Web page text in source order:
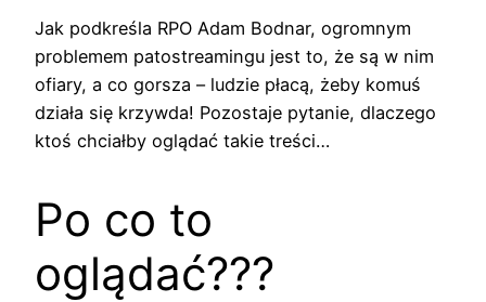
Jak podkreśla RPO Adam Bodnar, ogromnym
problemem patostreamingu jest to, że są w nim
ofiary, a co gorsza – ludzie płacą, żeby komuś
działa się krzywda! Pozostaje pytanie, dlaczego
ktoś chciałby oglądać takie treści…
Po co to
oglądać???